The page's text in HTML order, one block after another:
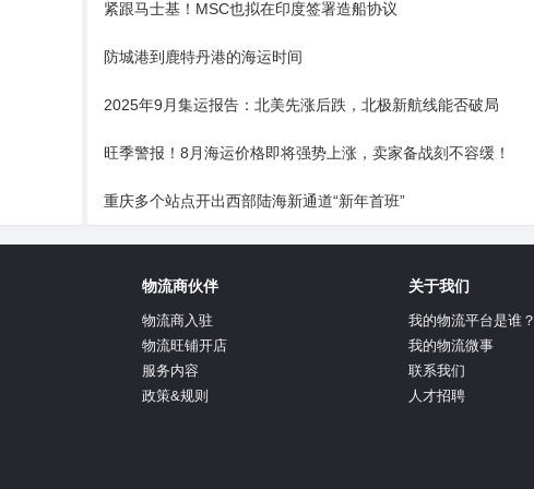
紧跟马士基！MSC也拟在印度签署造船协议
防城港到鹿特丹港的海运时间
2025年9月集运报告：北美先涨后跌，北极新航线能否破局
旺季警报！8月海运价格即将强势上涨，卖家备战刻不容缓！
重庆多个站点开出西部陆海新通道“新年首班”
物流商伙伴
物流商入驻
物流旺铺开店
服务内容
政策&规则
关于我们
我的物流平台是谁？
我的物流微事
联系我们
人才招聘